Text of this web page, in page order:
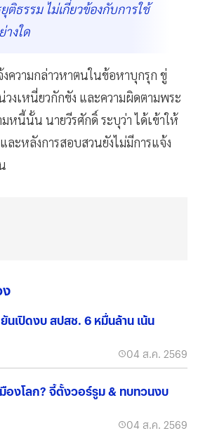
ติธรรม ไม่เกี่ยวข้องกับการใช้
งใด
ความกล่าวหาตนในข้อหาบุกรุก ขู่
งเหนี่ยวกักขัง และความผิดตามพระ
หนี้นั้น นายวีรศักดิ์ ระบุว่า ได้เข้าให้
ละหลังการสอบสวนยังไม่มีการแจ้ง
ง
เปิดงบ สปสช. 6 หมื่นล้าน เน้น
04 ส.ค. 2569
มืองโลก? จี้ตั้งวอร์รูม & ทบทวนงบ
04 ส.ค. 2569